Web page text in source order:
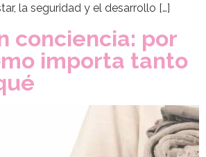
la seguridad y el desarrollo […]
conciencia: por
importa tanto